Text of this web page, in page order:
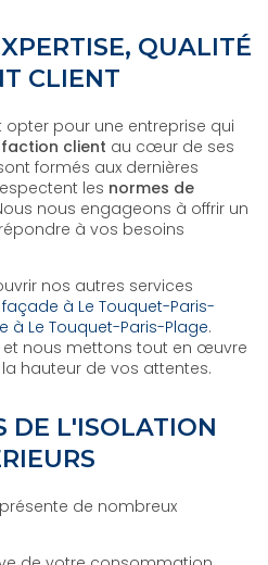
QUALITÉ
CLIENT
opter pour une entreprise qui
client au cœur de ses
formés aux dernières
les normes de
nous engageons à offrir un
à vos besoins
nos autres services
à Le Touquet-Paris-
à Le Touquet-Paris-Plage.
et nous mettons tout en œuvre
hauteur de vos attentes.
DE L'ISOLATION
de nombreux